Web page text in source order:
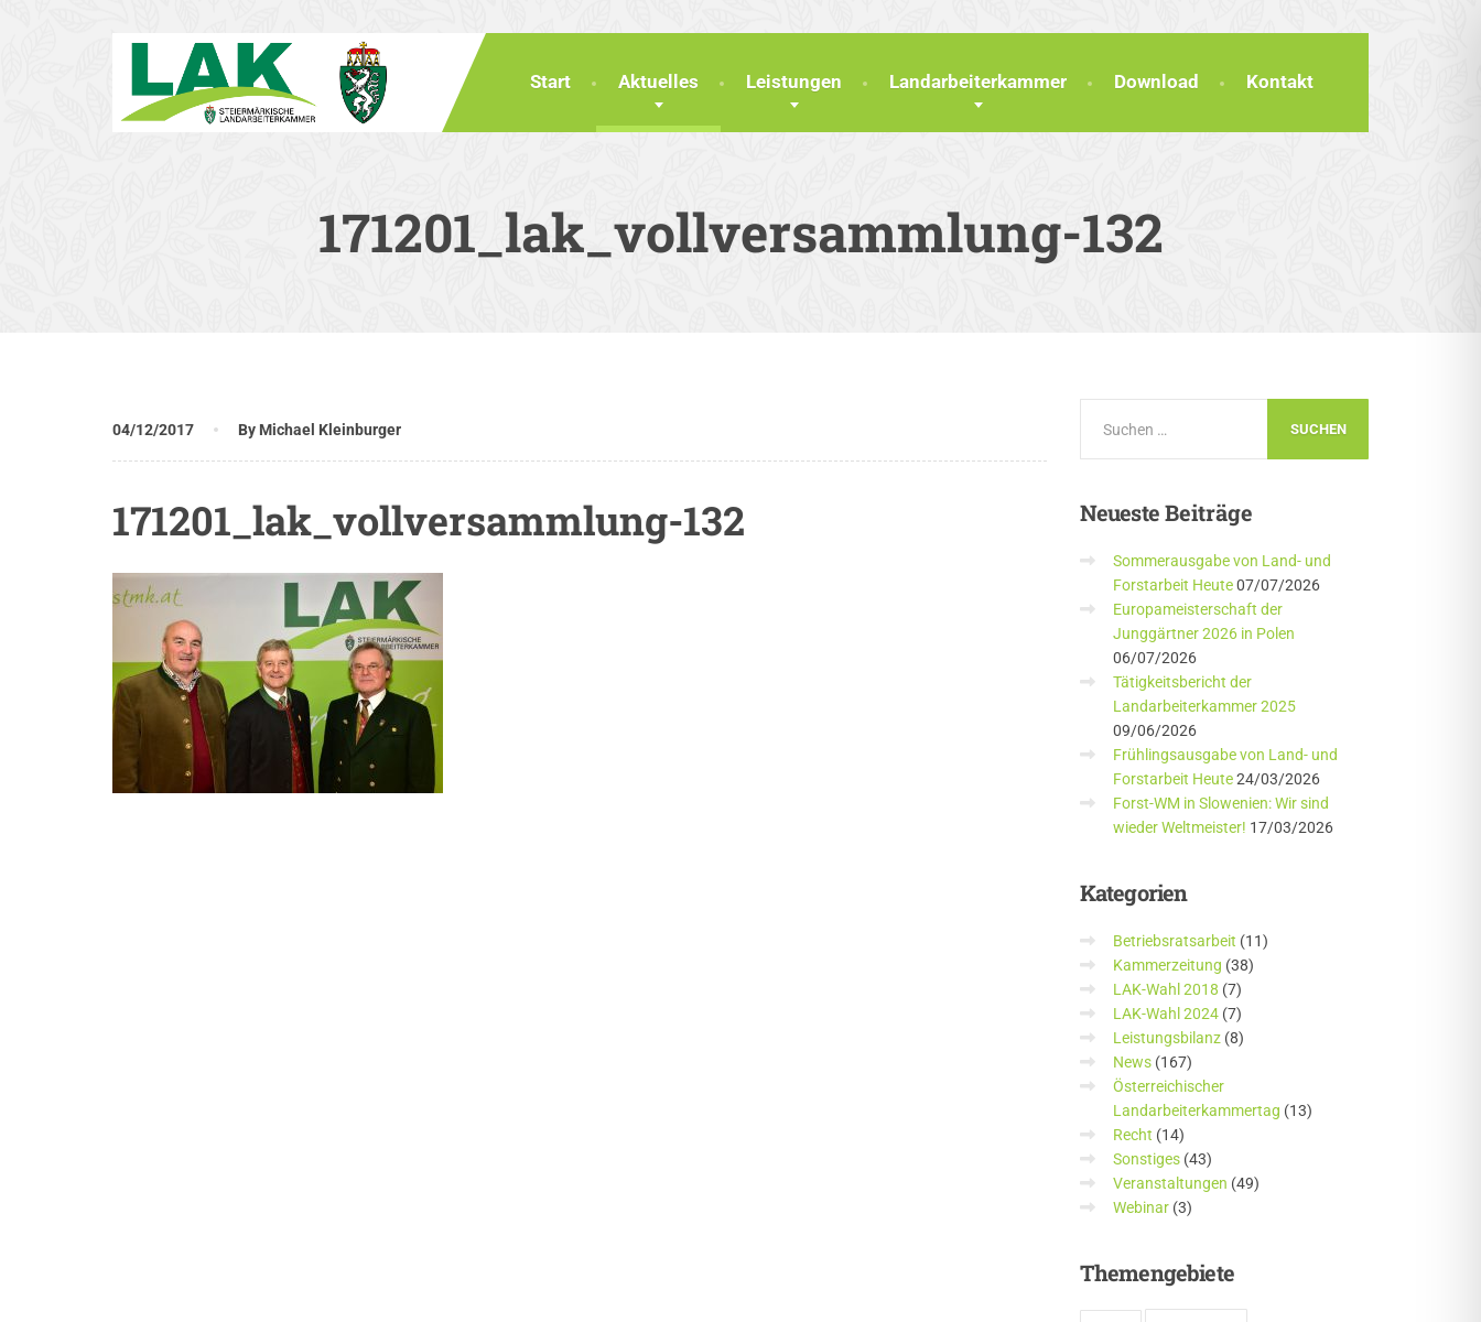
Start Aktuelles Leistungen Landarbeiterkammer Download Kontakt
171201_lak_vollversammlung-132
04/12/2017 By Michael Kleinburger
171201_lak_vollversammlung-132 NeuesteBeiträge
Sommerausgabe von Land- und
Forstarbeit Heute 07/07/2026
Europameisterschaft der
Junggärtner 2026 in Polen
06/07/2026
Tätigkeitsbericht der
Landarbeiterkammer 2025
09/06/2026
Frühlingsausgabe von Land- und
Forstarbeit Heute 24/03/2026
Forst-WM in Slowenien: Wir sind
wieder Weltmeister! 17/03/2026
Kategorien
Betriebsratsarbeit (11)
Kammerzeitung (38)
LAK-Wahl 2018 (7)
LAK-Wahl 2024(7)
Leistungsbilanz(8)
News(167)
Österreichischer
Landarbeiterkammertag (13)
Recht (14)
Sonstiges(43)
Veranstaltungen (49)
Webinar(3)
Themengebiete